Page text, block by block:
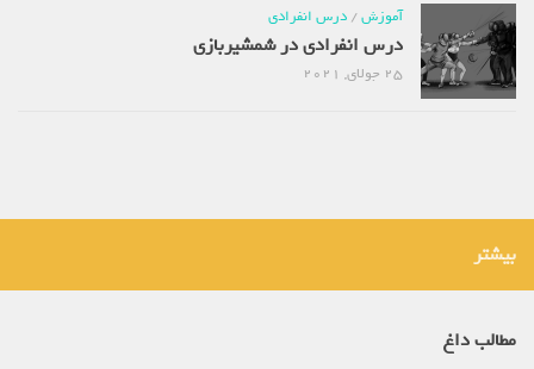
آموزش/درس انفرادی
درس انفرادی در شمشیربازی
بیشتر
مطالب داغ